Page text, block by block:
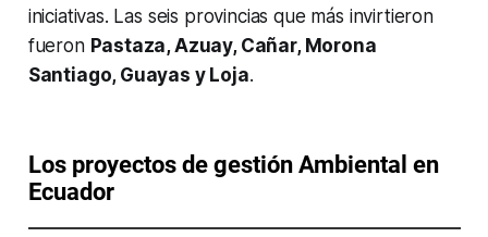
iniciativas. Las seis provincias que más invirtieron
fueron Pastaza, Azuay, Cañar, Morona
Santiago, Guayas y Loja.